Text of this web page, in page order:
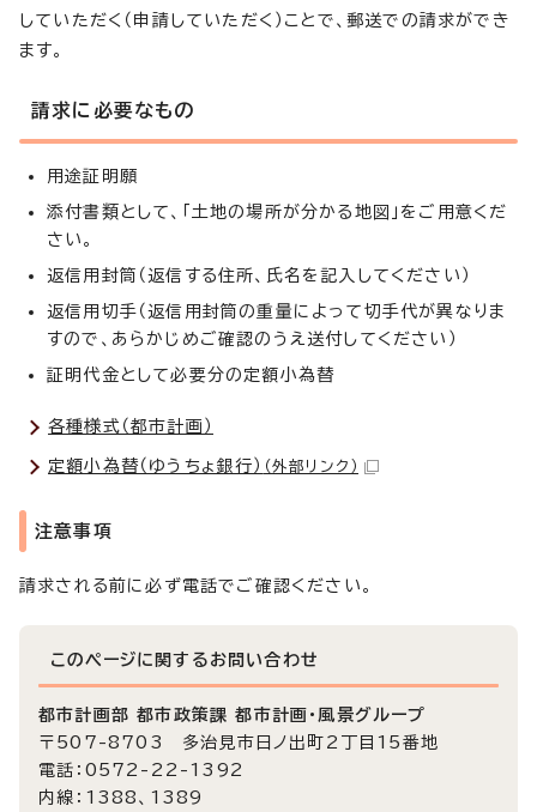
していただく（申請していただく）ことで、郵送での請求ができ
ます。
請求に必要なもの
用途証明願
添付書類として、「土地の場所が分かる地図」をご用意くだ
さい。
返信用封筒（返信する住所、氏名を記入してください）
返信用切手（返信用封筒の重量によって切手代が異なりま
すので、あらかじめご確認のうえ送付してください）
証明代金として必要分の定額小為替
各種様式（都市計画）
定額小為替（ゆうちょ銀行） （外部リンク）
注意事項
請求される前に必ず電話でご確認ください。
このページに関する お問い合わせ
都市計画部 都市政策課 都市計画・風景グループ
〒507-8703 多治見市日ノ出町2丁目15番地
電話：0572-22-1392
内線：1388、1389